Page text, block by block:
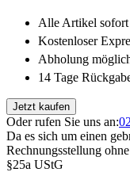
Alle Artikel
Kostenloser
Abholung
14 Tage
Jetzt kaufen
Oder rufen Sie uns an:
Da es sich um einen
Rechnungsstellung
§25a UStG